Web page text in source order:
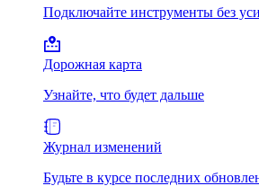
Подключайте инструменты без
Дорожная карта
Узнайте, что будет дальше
Журнал изменений
Будьте в курсе последних